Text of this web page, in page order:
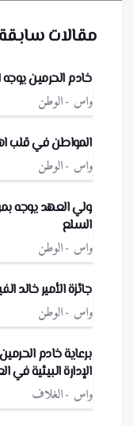
مقالات سابقة
خادم الحرمين
واس الوطن
المواطن في قلب
واس الوطن
ولي العهد يوجه
السلع
واس الوطن
جائزة الأمير خالد
واس الوطن
الإدارة البيئية في
واس الغلاف